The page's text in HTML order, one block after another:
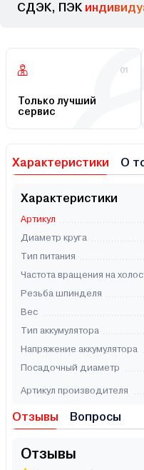
СДЭК, ПЭК
01
Только лучший
сервис
Характеристики О
Характеристики
Артикул
Диаметр круга
Тип питания
Частота вращения на
Резьба шпинделя
Вес
Тип аккумулятора
Напряжение аккумулятора
Посадочный диаметр
Артикул производителя
Отзывы Вопросы
Отзывы